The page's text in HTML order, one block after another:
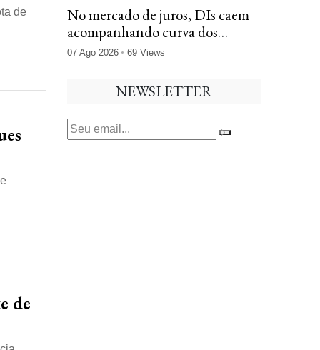
de
de
No mercado de juros, DIs caem
acompanhando curva dos
Treasuries após payroll fraco
07 Ago 2026 69 Views
NEWSLETTER